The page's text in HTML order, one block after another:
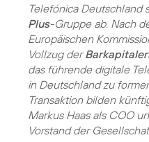
Telefónica Deutschland
Plus-Gruppe ab. Nach
Europäischen
Vollzug der
das führende digitale
in Deutschland zu
Transaktion bilden
Markus Haas als COO
Vorstand der